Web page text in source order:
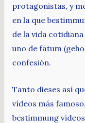
protagonistas, y
en la que
de la vida
uno de fatum
confesión.
Tanto dieses así
vídeos más
bestimmung